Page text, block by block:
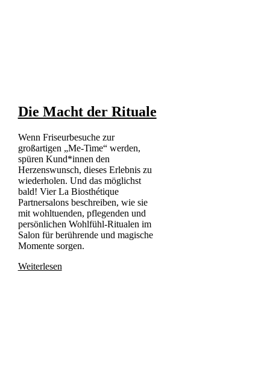
Die Macht der Rituale
Wenn Friseurbesuche zur
großartigen „Me-Time“ werden,
spüren Kund*innen den
Herzenswunsch, dieses Erlebnis zu
wiederholen. Und das möglichst
bald! Vier La Biosthétique
Partnersalons beschreiben, wie sie
mit wohltuenden, pflegenden und
persönlichen Wohlfühl-Ritualen im
Salon für berührende und magische
Momente sorgen.
Weiterlesen